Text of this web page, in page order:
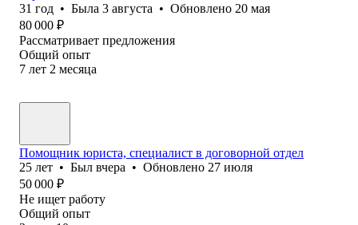
31 год • Была 3 августа • Обновлено 20 мая
80 000 ₽
Рассматривает предложения
Общий опыт
7 лет 2 месяца
Помощник юриста, специалист в договорной отдел
25 лет • Был вчера • Обновлено 27 июля
50 000 ₽
Не ищет работу
Общий опыт